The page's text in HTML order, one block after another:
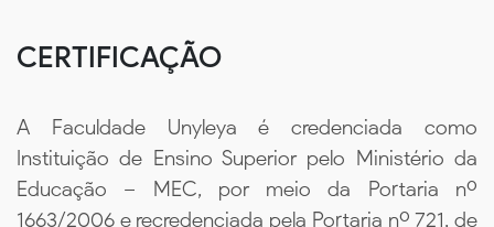
CERTIFICAÇÃO
A Faculdade Unyleya é credenciada como
Instituição de Ensino Superior pelo Ministério da
Educação – MEC, por meio da Portaria nº
1663/2006 e recredenciada pela Portaria nº 721, de